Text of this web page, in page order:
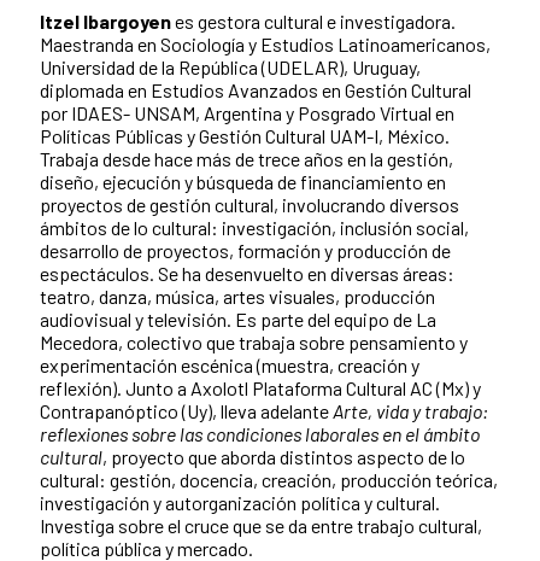
Itzel Ibargoyenes gestora cultural e investigadora.
Maestranda en Sociología y Estudios Latinoamericanos,
Universidad de la República (UDELAR), Uruguay,
diplomada en Estudios Avanzados en Gestión Cultural
por IDAES- UNSAM, Argentina y Posgrado Virtual en
Políticas Públicas y Gestión Cultural UAM-I, México.
Trabaja desde hace más de trece años en la gestión,
diseño, ejecución y búsqueda de financiamiento en
proyectos de gestión cultural, involucrando diversos
ámbitos de lo cultural: investigación, inclusión social,
desarrollo de proyectos, formación y producción de
espectáculos. Se ha desenvuelto en diversas áreas:
teatro, danza, música, artes visuales, producción
audiovisual y televisión. Es parte del equipo de La
Mecedora, colectivo que trabaja sobre pensamiento y
experimentación escénica (muestra, creación y
reflexión). Junto a Axolotl Plataforma Cultural AC (Mx) y
Contrapanóptico (Uy), lleva adelante Arte, vida y trabajo:
reflexiones sobre las condiciones laborales en el ámbito
cultural, proyecto que aborda distintos aspecto de lo
cultural: gestión, docencia, creación, producción teórica,
investigación y autorganización política y cultural.
Investiga sobre el cruce que se da entre trabajo cultural,
política pública y mercado.